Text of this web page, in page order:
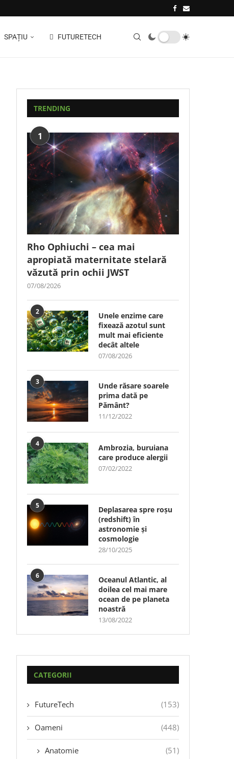
SPAȚIU FUTURETECH
TRENDING
1
Rho Ophiuchi – cea mai
apropiată maternitate stelară
văzută prin ochii JWST
07/08/2026
2
Unele enzime care
fixează azotul sunt
mult mai eficiente
decât altele
07/08/2026
3
Unde răsare soarele
prima dată pe
Pământ?
11/12/2022
4
Ambrozia, buruiana
care produce alergii
07/02/2022
5
Deplasarea spre roșu
(redshift) în
astronomie și
cosmologie
28/10/2025
6
Oceanul Atlantic, al
doilea cel mai mare
ocean de pe planeta
noastră
13/08/2022
CATEGORII
FutureTech (153)
Oameni (448)
Anatomie (51)